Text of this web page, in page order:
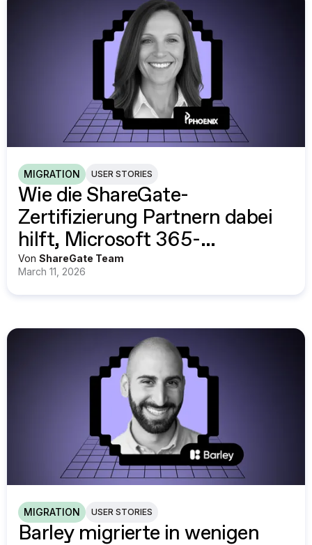
MIGRATION USER STORIES
Wie die ShareGate-
Zertifizierung Partnern dabei
hilft, Microsoft 365-
Migrationen mit Vertrauen
Von ShareGate Team
March 11, 2026
MIGRATION USER STORIES
Barley migrierte in wenigen